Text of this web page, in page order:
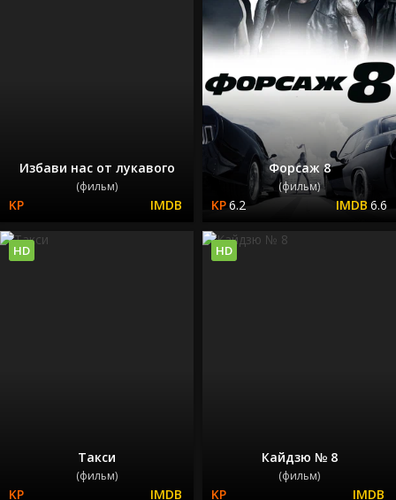
Избави нас от лукавого
(фильм)
Форсаж 8
(фильм)
6.2 6.6
Такси
(фильм)
HD
Кайдзю № 8
(фильм)
HD